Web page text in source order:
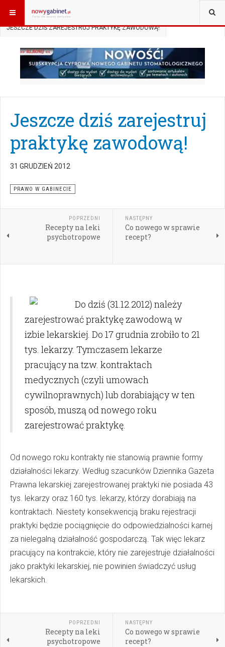
JESTEŚ TUTAJ: START
JESZCZE DZIŚ ZAREJESTRUJ PRAKTYKĘ ZAWODOWĄ!
Jeszcze dziś zarejestruj
praktykę zawodową!
31 GRUDZIEŃ 2012
PRAWO W GABINECIE
POPRZEDNI
Recepty na leki
psychotropowe
NASTĘPNY
Co nowego w sprawie
recept?
Do dziś (31.12.2012) należy
zarejestrować praktykę zawodową w
izbie lekarskiej. Do 17 grudnia zrobiło to 21
tys. lekarzy. Tymczasem lekarze
pracujący na tzw. kontraktach
medycznych (czyli umowach
cywilnoprawnych) lub dorabiający w ten
sposób, muszą od nowego roku
zarejestrować praktykę.
Od nowego roku kontrakty nie stanowią prawnie formy
działalności lekarzy. Według szacunków Dziennika Gazeta
Prawna lekarskiej zarejestrowanej praktyki nie posiada 43
tys. lekarzy oraz 160 tys. lekarzy, którzy dorabiają na
kontraktach. Niestety konsekwencją braku rejestracji
praktyki będzie pociągnięcie do odpowiedzialności karnej
za nielegalną działalność gospodarczą. Tak więc lekarz
pracujący na kontrakcie, który nie zarejestruje działalności
jako praktyki lekarskiej, nie powinien świadczyć usług
lekarskich.
POPRZEDNI
Recepty na leki
psychotropowe
NASTĘPNY
Co nowego w sprawie
recept?